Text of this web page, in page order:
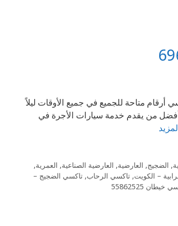
لخدمتكم على مدار 24 ساعة لدى كيو تاكسي أرقام متاحة للجميع في جميع الأوقات ليلاً
من يقدم خدمة سيارات الأجرة في
, الضجيج, العارضية, العارضية الصناعية, العمرية,
– الكويت, تاكسي الرحاب, تاكسي الضجيج –
55862525